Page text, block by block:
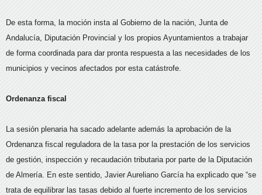
De esta forma, la moción insta al Gobierno de la nación, Junta de
Andalucía, Diputación Provincial y los propios Ayuntamientos a trabajar
de forma coordinada para dar pronta respuesta a las necesidades de los
municipios y vecinos afectados por esta catástrofe.
Ordenanza fiscal
La sesión plenaria ha sacado adelante además la aprobación de la
Ordenanza fiscal reguladora de la tasa por la prestación de los servicios
de gestión, inspección y recaudación tributaria por parte de la Diputación
de Almería. En este sentido, Javier Aureliano García ha explicado que “se
trata de equilibrar las tasas debido al fuerte incremento de los servicios